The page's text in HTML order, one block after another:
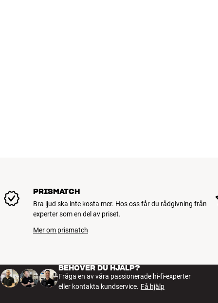
PRISMATCH
Bra ljud ska inte kosta mer. Hos oss får du rådgivning från
experter som en del av priset.
Mer om prismatch
BEHÖVER DU HJÄLP?
Fråga en av våra passionerade hi-fi-experter
eller kontakta kundservice. Få hjälp